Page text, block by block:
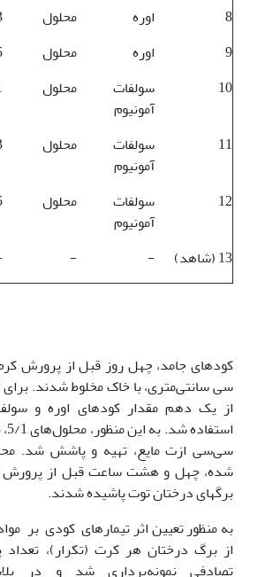
8
اوره محلول
9
اوره محلول
10
سولفات
آمونیوم
محلول
11
سولفات
آمونیوم
محلول
12
سولفات
آمونیوم
محلول
13 (شاهد) -
-
کودهای جامد، چهل روز قبل از پرورش
سی سانتی‌متری، با خاک مخلوط شدند. برای
از یک دهم مقدار کودهای اوره و
سی‌سی ازت مایع، تهیه و پاشش شد.
شده، چهل و هشت ساعت قبل از پرورش
برگهای درختان توت پاشیده شدند.
به منظور تعیین اثر تیمارهای کودی بر
از برگ درختان هر کرت (تکرار)، تعداد
تصادفی نمونه‌برداری شد و در